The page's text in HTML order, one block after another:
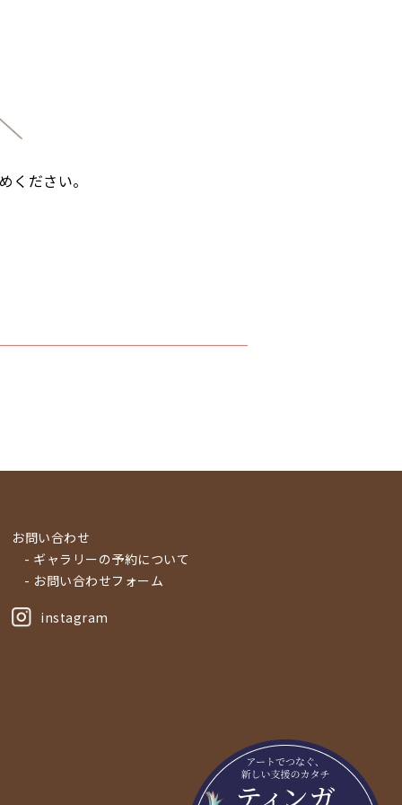
ください。
お問い合わせ
- ギャラリーの予約について
- お問い合わせフォーム
instagram